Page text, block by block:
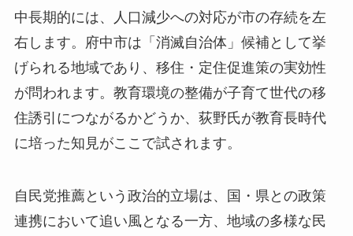
中長期的には、人口減少への対応が市の存続を左
右します。府中市は「消滅自治体」候補として挙
げられる地域であり、移住・定住促進策の実効性
が問われます。教育環境の整備が子育て世代の移
住誘引につながるかどうか、荻野氏が教育長時代
に培った知見がここで試されます。
自民党推薦という政治的立場は、国・県との政策
連携において追い風となる一方、地域の多様な民